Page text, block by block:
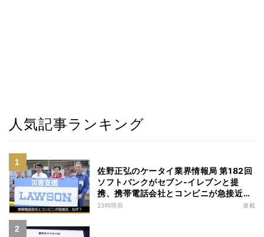
人気記事ランキング
佐野正弘のケータイ業界情報局 第182回
ソフトバンクがセブン-イレブンと提
携、携帯電話会社とコンビニが急接近す
る理由は
23時間前 連載